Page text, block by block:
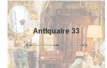
Antiquaire 33